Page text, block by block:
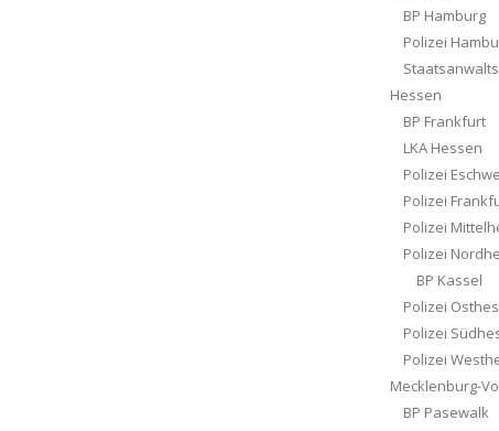
BP Hamburg
Polizei
Hessen
BP Frankfurt
LKA Hessen
Polizei
Polizei
Polizei
Polizei
BP Kassel
Polizei
Polizei
Polizei
Mecklenburg-
BP Pasewalk